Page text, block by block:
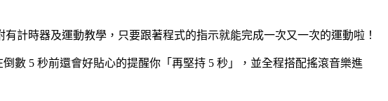
計時器及運動教學，只要跟著程式的指示就能完成一次又一次的運動啦！
數 5 秒前還會好貼心的提醒你「再堅持 5 秒」，並全程搭配搖滾音樂進